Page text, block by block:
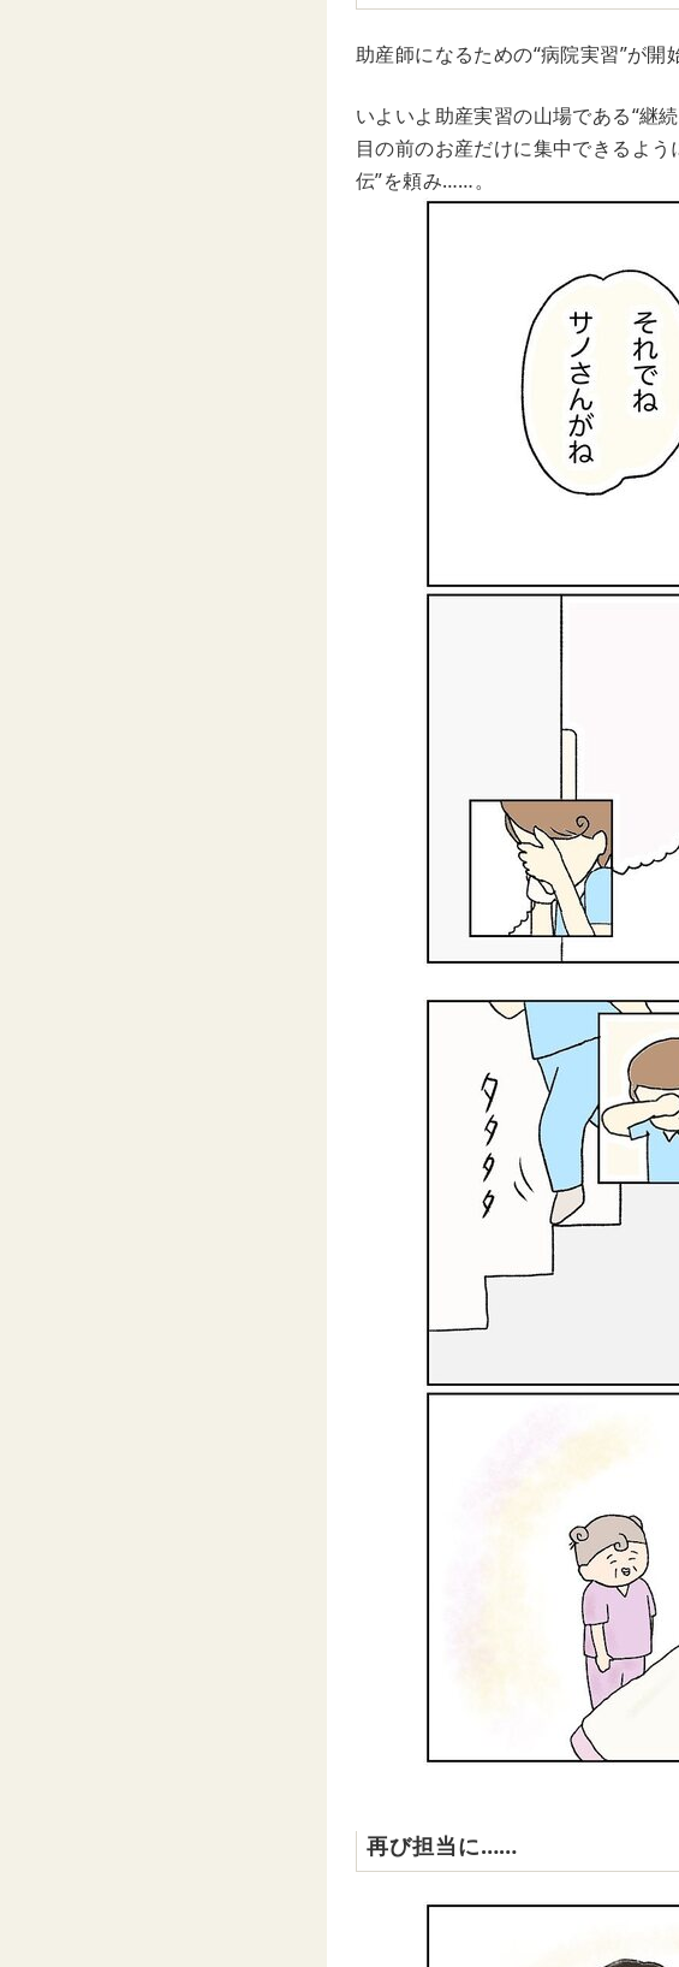
助産師になるための“病院実習”が開始
いよいよ助産実習の山場である“継
目の前のお産だけに集中できるよ
伝”を頼み……。
再び担当に……